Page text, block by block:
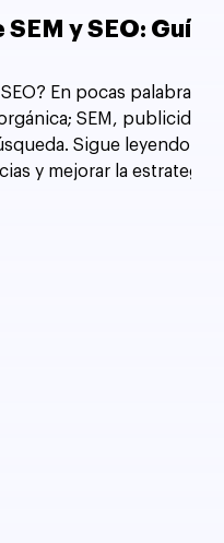
y SEO: Guía
En pocas palabras,
SEM, publicidad
Sigue leyendo
y mejorar la estrategia